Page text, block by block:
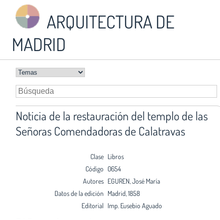
ARQUITECTURA DE
MADRID
Noticia de la restauración del templo de las
Señoras Comendadoras de Calatravas
Clase Libros
Código 0654
Autores EGUREN, José María
Datos de la edición Madrid, 1858
Editorial Imp. Eusebio Aguado